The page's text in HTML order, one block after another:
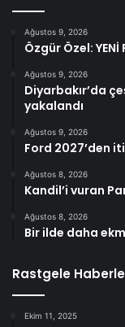
Ağustos 9, 2026
Özgür Özel:
Ağustos 9, 2026
Diyarbakır’da
yakalandı
Ağustos 9, 2026
Ford 2027’den
Ağustos 8, 2026
Kandil’i vuran
Ağustos 8, 2026
Bir ilde daha
Rastgele
Ekim 11, 2025